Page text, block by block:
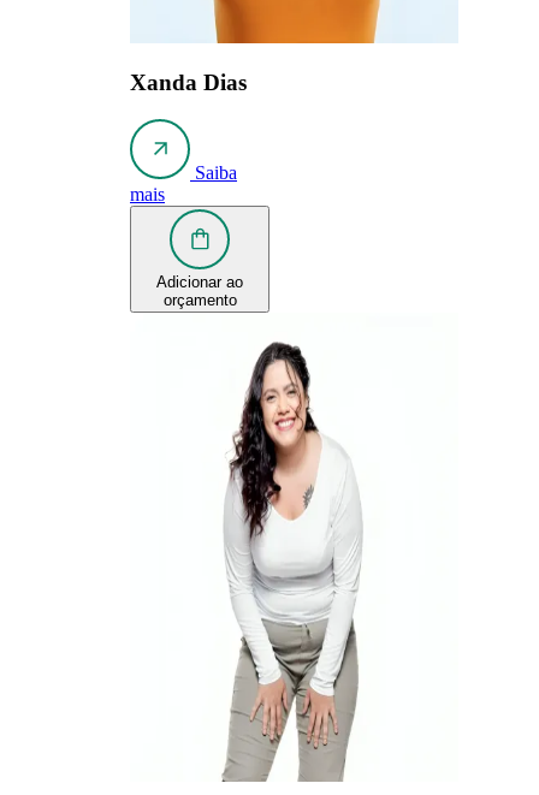
Xanda Dias
Saiba
mais
Adicionar ao
orçamento